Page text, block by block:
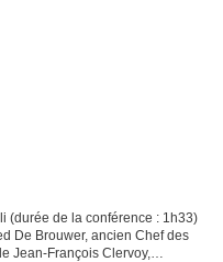
(durée de la conférence : 1h33)
De Brouwer, ancien Chef des
Jean-François Clervoy,